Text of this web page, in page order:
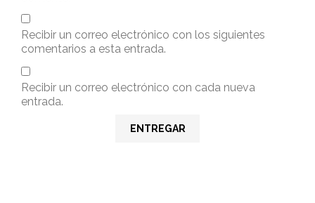
Recibir un correo electrónico con cada nueva
entrada.